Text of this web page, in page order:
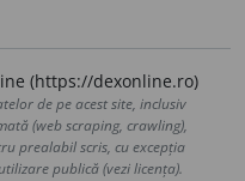
(https://dexonline.ro)
de pe acest site, inclusiv
(web scraping, crawling),
prealabil scris, cu excepția
publică (vezi licența).